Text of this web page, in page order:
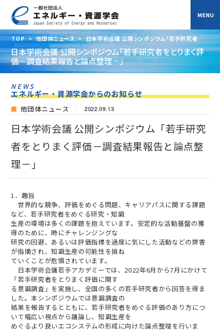
TOP > 他団体ニュース > 日本学術会議 公開シンポジウム「若手研究者をと
りまく評価－調査結果報告と論点整理－」
日本学術会議 公開シンポジウム「若手研究者をとりまく評
価－調査結果報告と論点整理－」
NEWS
エネルギー・資源学会からのお知らせ
他団体ニュース 2022.09.13
日本学術会議 公開シンポジウム「若手研究
者をとりまく評価－調査結果報告と論点整
理－」
1．趣旨
世界的な競争、評価をめぐる問題、キャリアパスに関する課題
など、若手研究者をめぐる研究・知識
生産の環境は多くの課題を抱えています。安定的な活動基盤の獲
得のために、時にチャレンジングな
研究の回避、あるいは評価指標を過度に気にした活動などの弊害
が指摘され、知識生産の可能性を損ね
ていくことが危惧されています。
日本学術会議若手アカデミーでは、2022年6月から7月にかけて
「若手研究者をとりまく評価に関す
る意識調査」を実施し、全国の多くの若手研究者から回答を得ま
した。本シンポジウムでは意識調査の
結果を報告するとともに、若手研究者をめぐる評価のあり方につ
いて幅広い視点から議論し、知識生産を
めぐるより良いエコシステムの形成に向けた論点整理を行いま